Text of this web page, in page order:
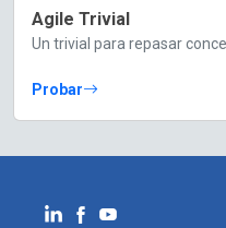
Agile Trivial
Un trivial para repasar
Probar